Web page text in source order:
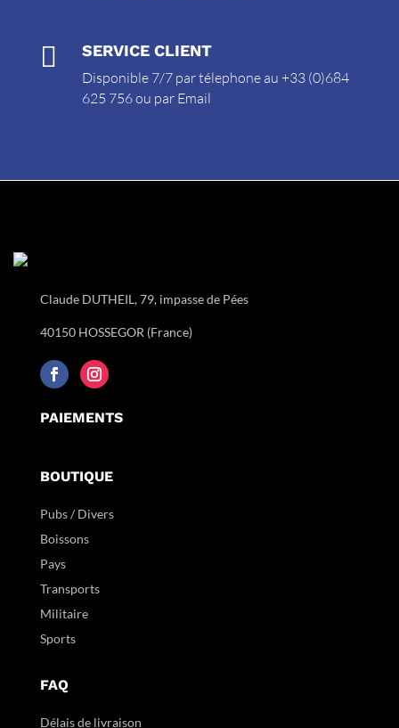
 SERVICE CLIENT
Disponible 7/7 par télephone au +33 (0)684
625 756 ou par Email
Claude DUTHEIL, 79, impasse de Pées
40150 HOSSEGOR (France)
PAIEMENTS
BOUTIQUE
Pubs / Divers
Boissons
Pays
Transports
Militaire
Sports
FAQ
Délais de livraison